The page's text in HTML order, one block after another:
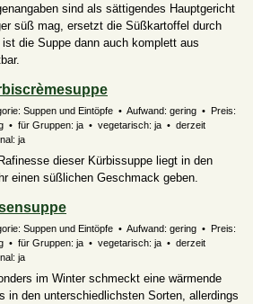
sind als sättigendes Hauptgericht
süß mag, ersetzt die Süßkartoffel durch
die Suppe dann auch komplett aus
Suppen und Eintöpfe • Aufwand: gering • Preis:
• für Gruppen: ja • vegetarisch: ja • derzeit
ja
dieser Kürbissuppe liegt in den
einen süßlichen Geschmack geben.
Suppen und Eintöpfe • Aufwand: gering • Preis:
• für Gruppen: ja • vegetarisch: ja • derzeit
ja
im Winter schmeckt eine wärmende
in den unterschiedlichsten Sorten, allerdings